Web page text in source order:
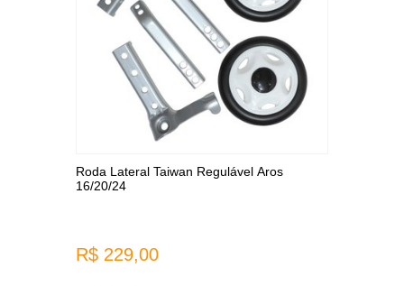
Roda Lateral Taiwan Regulável Aros
16/20/24
R$ 229,00